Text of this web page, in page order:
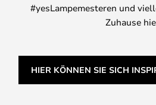
#yesLampemesteren und
Zuhause
HIER KÖNNEN SIE SICH